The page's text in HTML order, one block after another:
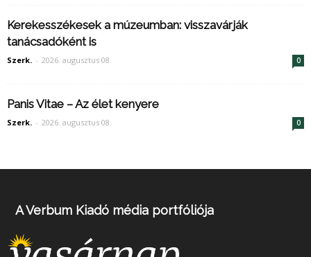
Kerekesszékesek a múzeumban: visszavárják
tanácsadóként is
Szerk. - 2026. augusztus 08. 0
Panis Vitae – Az élet kenyere
Szerk. - 2026. augusztus 08. 0
A Verbum Kiadó média portfóliója